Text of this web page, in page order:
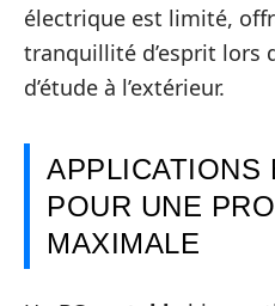
électrique est limité,
tranquillité d’esprit lors
d’étude à l’extérieur.
APPLICATIONS
POUR UNE
MAXIMALE